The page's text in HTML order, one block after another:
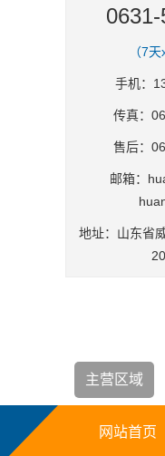
（7
手机：
传真：
售后：
邮箱：
地址：山东省
主营区域
网站首页
焚烧炉 铣